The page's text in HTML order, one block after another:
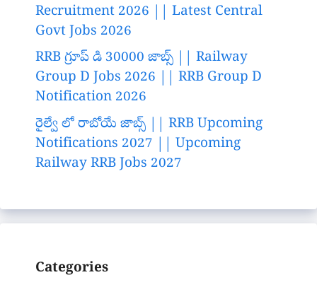
Recruitment 2026 || Latest Central
Govt Jobs 2026
RRB గ్రూప్ డి 30000 జాబ్స్ || Railway
Group D Jobs 2026 || RRB Group D
Notification 2026
రైల్వే లో రాబోయే జాబ్స్ || RRB Upcoming
Notifications 2027 || Upcoming
Railway RRB Jobs 2027
Categories